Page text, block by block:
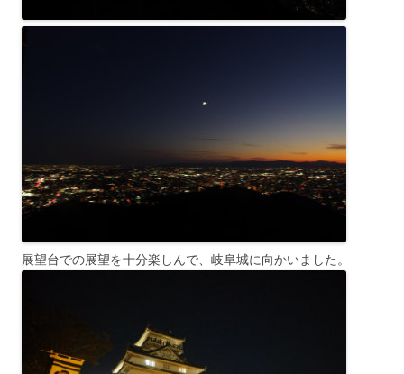
展望台での展望を十分楽しんで、岐阜城に向かいました。